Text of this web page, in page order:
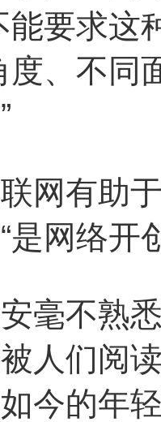
能要求这
度、不同
有助于
是网络开
不熟悉
人们阅
今的年